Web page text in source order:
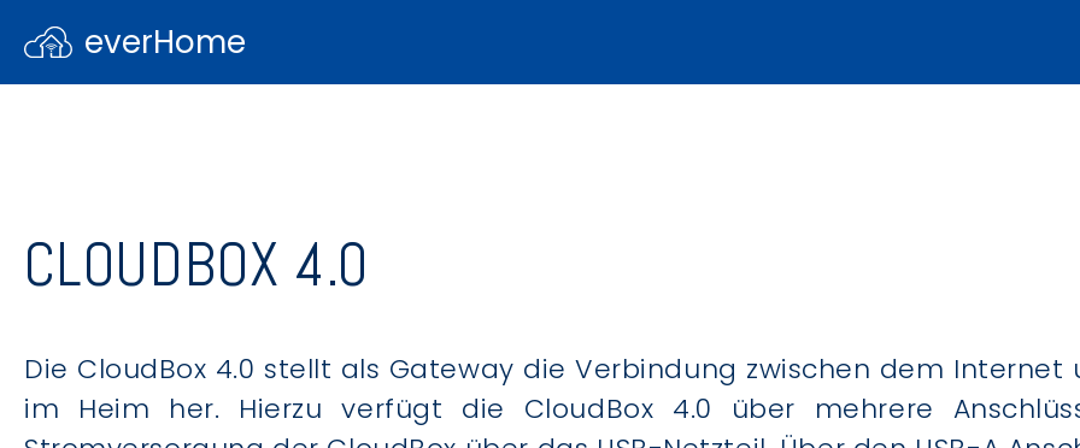
everHome
CLOUDBOX 4.0
Die CloudBox 4.0 stellt als Gateway die Verbindung zwischen dem
im Heim her. Hierzu verfügt die CloudBox 4.0 über mehrere